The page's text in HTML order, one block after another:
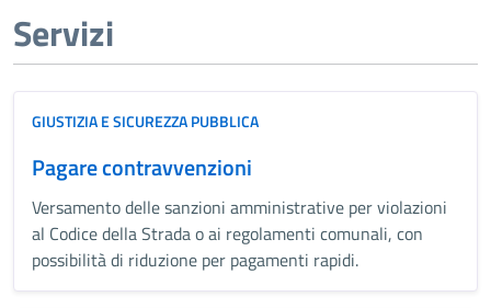
Servizi
GIUSTIZIA E SICUREZZA PUBBLICA
Pagare contravvenzioni
Versamento delle sanzioni amministrative per violazioni
al Codice della Strada o ai regolamenti comunali, con
possibilità di riduzione per pagamenti rapidi.